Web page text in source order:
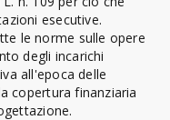
esecutive.
le norme sulle opere
degli incarichi
all'epoca delle
copertura finanziaria